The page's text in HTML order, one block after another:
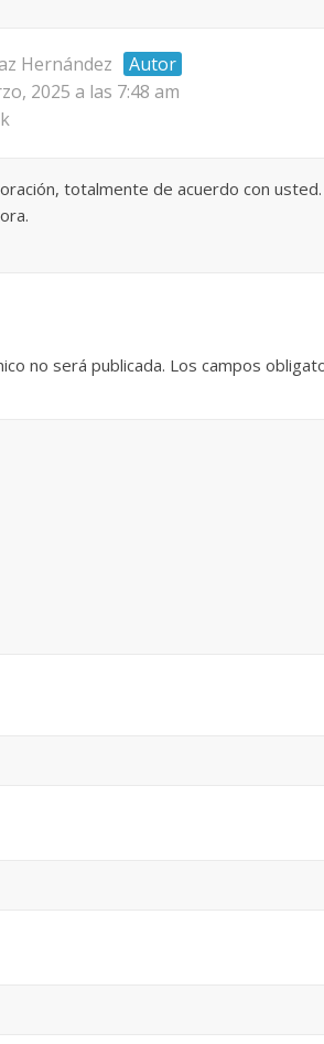
Hernández
Autor
2025 a las 7:48 am
totalmente de acuerdo con
no será publicada. Los campos
La efímera Torre del